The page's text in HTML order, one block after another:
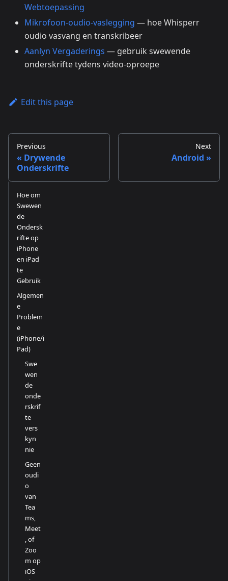
Webtoepassing
Mikrofoon-oudio-vaslegging — hoe Whisperr
oudio vasvang en transkribeer
Aanlyn Vergaderings — gebruik swewende
onderskrifte tydens video-oproepe
Edit this page
Previous
Drywende
Onderskrifte
Next
Android
Hoe om
Swewen
de
Ondersk
rifte op
iPhone
en iPad
te
Gebruik
Algemen
e
Problem
e
(iPhone/i
Pad)
Swe
wen
de
onde
rskrif
te
vers
kyn
nie
Geen
oudi
o
van
Tea
ms,
Meet
, of
Zoo
m op
iOS